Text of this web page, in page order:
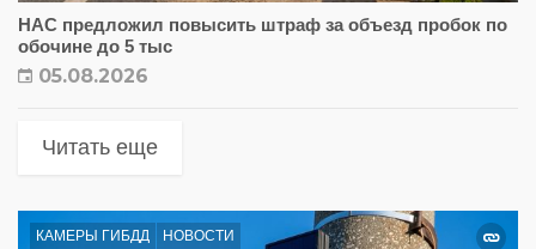
НАС предложил повысить штраф за объезд пробок по
обочине до 5 тыс
05.08.2026
Читать еще
КАМЕРЫ ГИБДД НОВОСТИ